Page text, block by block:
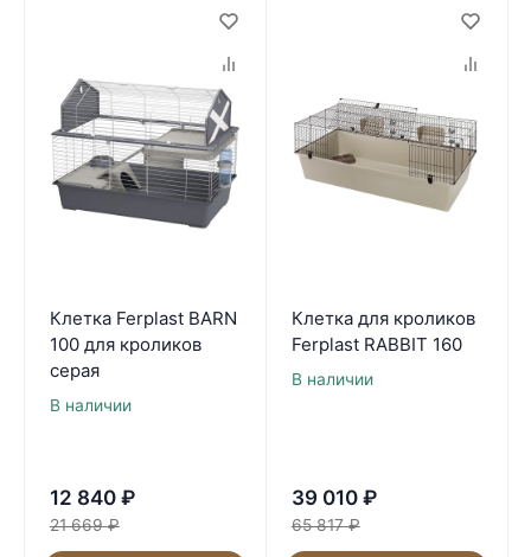
Клетка Ferplast BARN
100 для кроликов
серая
В наличии
12 840 ₽
21 669 ₽
Клетка для кроликов
Ferplast RABBIT 160
В наличии
39 010 ₽
65 817 ₽